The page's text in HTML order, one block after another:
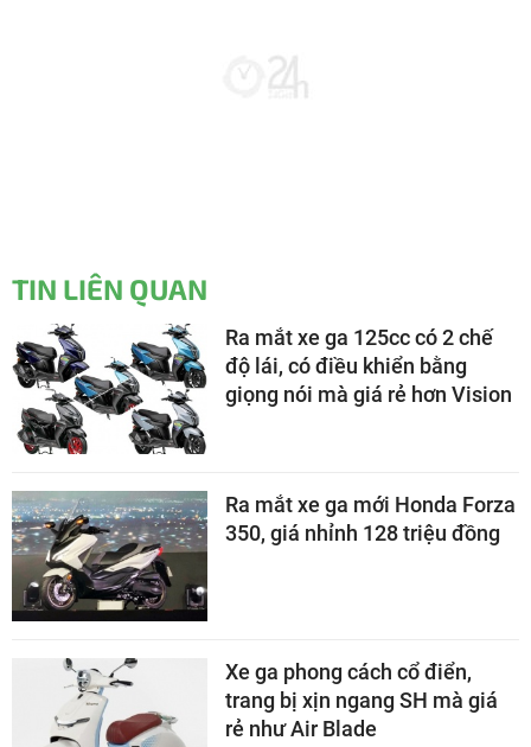
TIN LIÊN QUAN
Ra mắt xe ga 125cc có 2 chế
độ lái, có điều khiển bằng
giọng nói mà giá rẻ hơn Vision
Ra mắt xe ga mới Honda Forza
350, giá nhỉnh 128 triệu đồng
Xe ga phong cách cổ điển,
trang bị xịn ngang SH mà giá
rẻ như Air Blade